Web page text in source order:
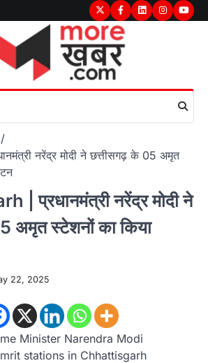
TwitterFacebook
LinkedInInstagram
नरेंद्र मोदी ने छत्तीसगढ़ के 05 अमृत
| प्रधानमंत्री नरेंद्र मोदी ने
अमृत स्टेशनों का किया
22, 2025
Minister Narendra Modi
stations in Chhattisgarh